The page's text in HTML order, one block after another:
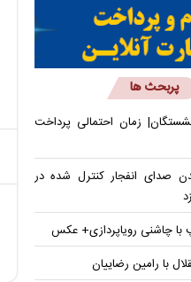
پربحث ها
زمان احتمالی پرداخت
صدای انفجار کنترل شده در
با چاشنی رویاپردازی+ عکس
با رامین رضاییان